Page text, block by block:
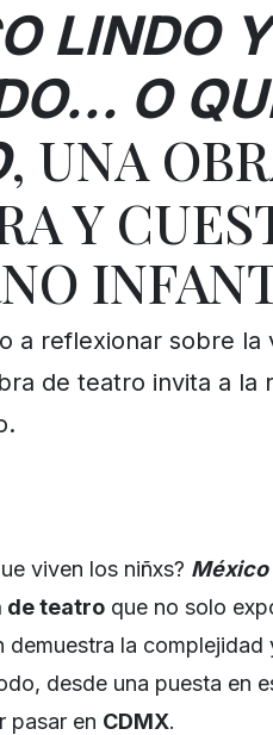
LINDO Y
O
, UNA
Y
a reflexionar sobre la
de teatro invita a la
viven los niñxs? México
de teatro que no solo
demuestra la complejidad
desde una puesta en
pasar en CDMX.